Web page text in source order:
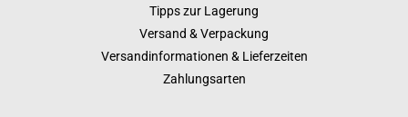
Tipps zur Lagerung
Versand & Verpackung
Versandinformationen & Lieferzeiten
Zahlungsarten